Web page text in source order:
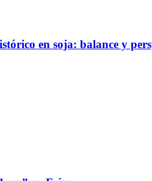
en soja: balance y